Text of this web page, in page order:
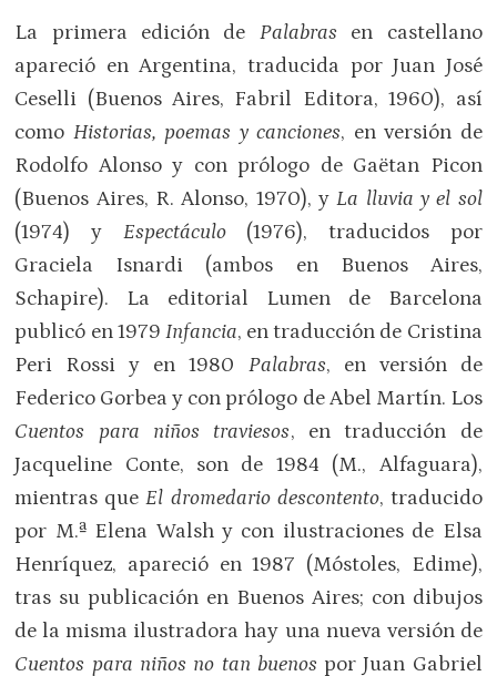
La primera edición de Palabras en castellano
apareció en Argentina, traducida por Juan José
Ceselli (Buenos Aires, Fabril Editora, 1960), así
como Historias, poemas y canciones, en versión de
Rodolfo Alonso y con prólogo de Gaëtan Picon
(Buenos Aires, R. Alonso, 1970), yLa lluvia y el sol
(1974) y Espectáculo (1976), traducidos por
Graciela Isnardi (ambos en Buenos Aires,
Schapire). La editorial Lumen de Barcelona
publicó en 1979 Infancia, en traducción de Cristina
Peri Rossi y en 1980 Palabras, en versión de
Federico Gorbea y con prólogo de Abel Martín. Los
Cuentos para niños traviesos, en traducción de
Jacqueline Conte, son de 1984 (M., Alfaguara),
mientras queEl dromedario descontento, traducido
por M.ª Elena Walsh y con ilustraciones de Elsa
Henríquez, apareció en 1987 (Móstoles, Edime),
tras su publicación en Buenos Aires; con dibujos
de la misma ilustradora hay una nueva versión de
Cuentos para niños no tan buenos por Juan Gabriel